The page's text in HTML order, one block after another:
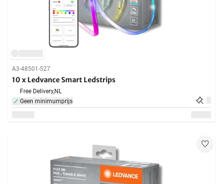
A3-48501-527
10 x Ledvance Smart Ledstrips
Free Delivery,NL
Geen minimumprijs